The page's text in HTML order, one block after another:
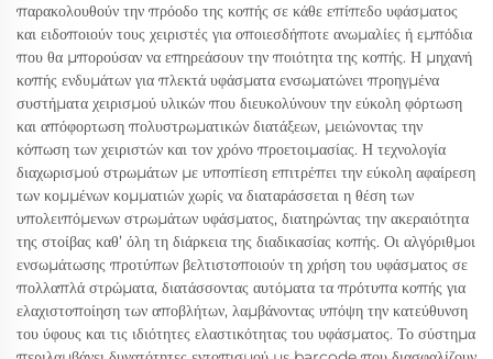
παρακολουθούν την πρόοδο της κοπής σε κάθε επίπεδο υφάσματος
και ειδοποιούν τους χειριστές για οποιεσδήποτε ανωμαλίες ή εμπόδια
που θα μπορούσαν να επηρεάσουν την ποιότητα της κοπής. Η μηχανή
κοπής ενδυμάτων για πλεκτά υφάσματα ενσωματώνει προηγμένα
συστήματα χειρισμού υλικών που διευκολύνουν την εύκολη φόρτωση
και απόφορτωση πολυστρωματικών διατάξεων, μειώνοντας την
κόπωση των χειριστών και τον χρόνο προετοιμασίας. Η τεχνολογία
διαχωρισμού στρωμάτων με υποπίεση επιτρέπει την εύκολη αφαίρεση
των κομμένων κομματιών χωρίς να διαταράσσεται η θέση των
υπολειπόμενων στρωμάτων υφάσματος, διατηρώντας την ακεραιότητα
της στοίβας καθ’ όλη τη διάρκεια της διαδικασίας κοπής. Οι αλγόριθμοι
ενσωμάτωσης προτύπων βελτιστοποιούν τη χρήση του υφάσματος σε
πολλαπλά στρώματα, διατάσσοντας αυτόματα τα πρότυπα κοπής για
ελαχιστοποίηση των αποβλήτων, λαμβάνοντας υπόψη την κατεύθυνση
του ύφους και τις ιδιότητες ελαστικότητας του υφάσματος. Το σύστημα